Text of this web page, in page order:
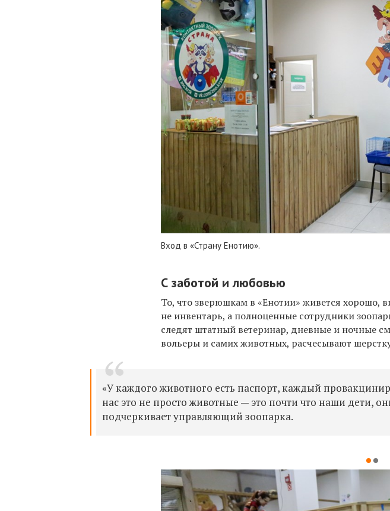
Вход в «Страну Енотию».
С заботой и любовью
То, что зверюшкам в «Енотии» живется хорошо,
не инвентарь, а полноценные сотрудники
следят штатный ветеринар, дневные и ночные
вольеры и самих животных, расчесывают
«У каждого животного есть паспорт, каждый
нас это не просто животные — это почти что наши дети,
подчеркивает управляющий зоопарка.